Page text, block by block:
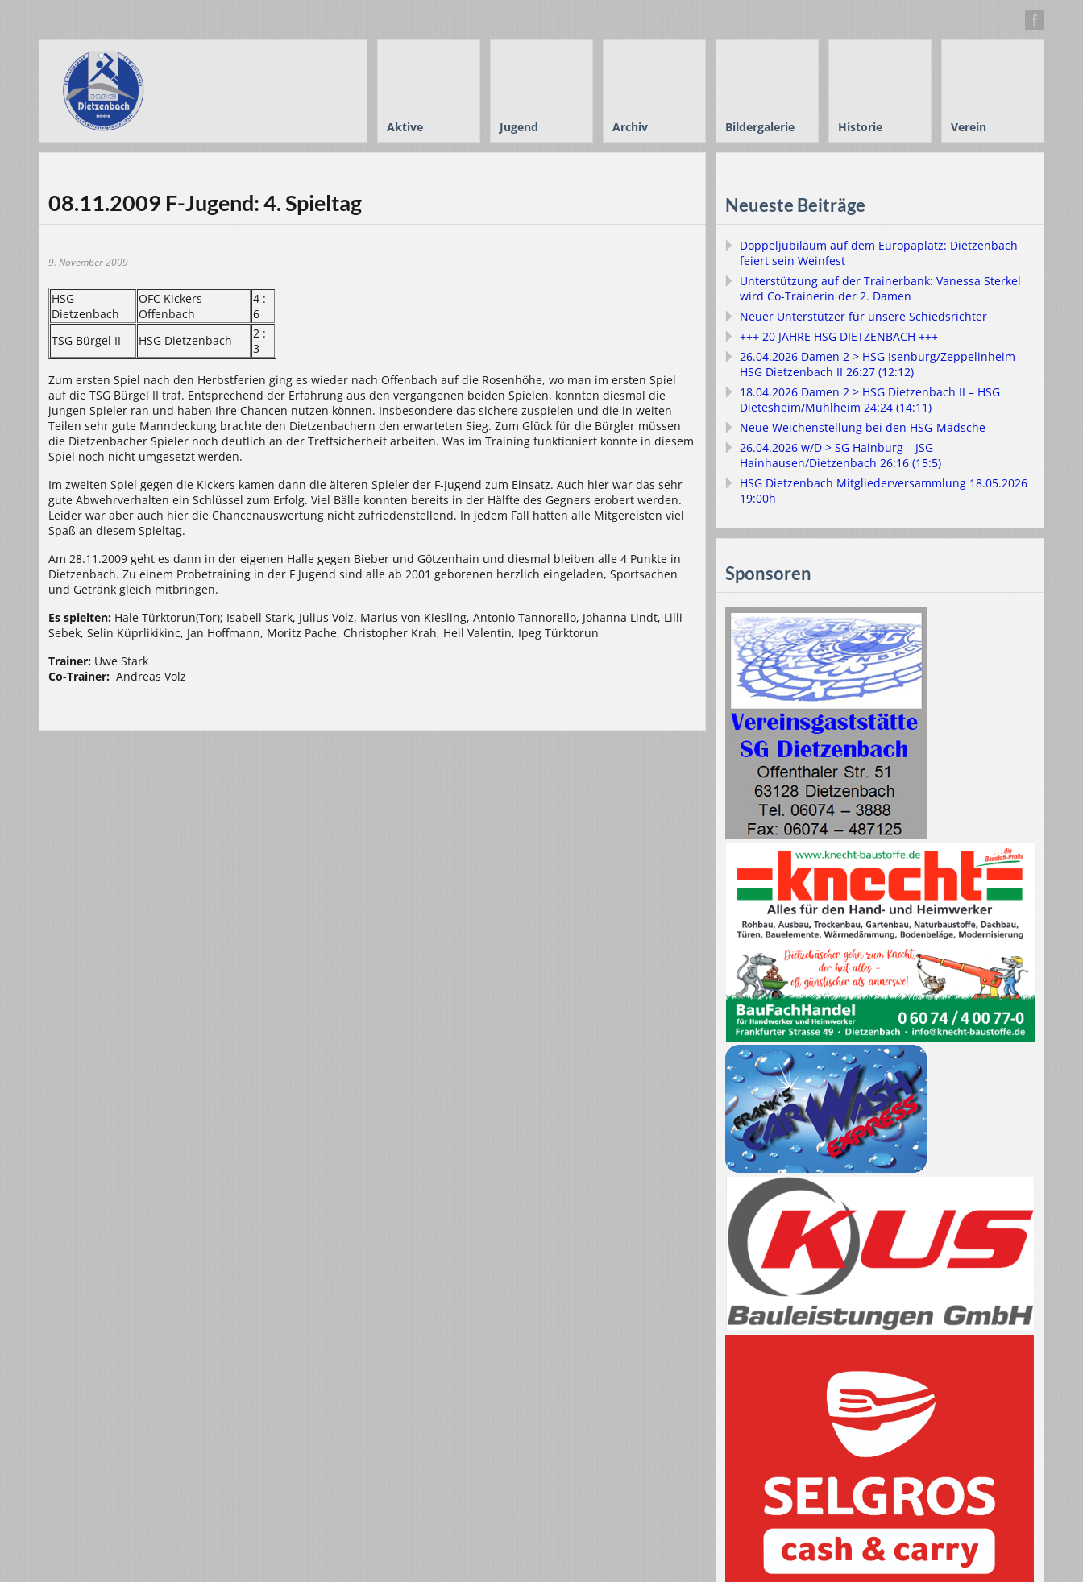
Aktive Jugend Archiv Bildergalerie Historie Verein
08.11.2009 F-Jugend: 4. Spieltag
9. November 2009
HSG
Dietzenbach
OFC Kickers
Offenbach
4 :
6
TSG Bürgel II
HSG Dietzenbach
2 :
3
Zum ersten Spiel nach den Herbstferien ging es wieder nach Offenbach auf die Rosenhöhe, wo man im ersten Spiel
auf die TSG Bürgel II traf. Entsprechend der Erfahrung aus den vergangenen beiden Spielen, konnten diesmal die
jungen Spieler ran und haben Ihre Chancen nutzen können. Insbesondere das sichere zuspielen und die in weiten
Teilen sehr gute Manndeckung brachte den Dietzenbachern den erwarteten Sieg. Zum Glück für die Bürgler müssen
die Dietzenbacher Spieler noch deutlich an der Treffsicherheit arbeiten. Was im Training funktioniert konnte in diesem
Spiel noch nicht umgesetzt werden.
Im zweiten Spiel gegen die Kickers kamen dann die älteren Spieler der F-Jugend zum Einsatz. Auch hier war das sehr
gute Abwehrverhalten ein Schlüssel zum Erfolg. Viel Bälle konnten bereits in der Hälfte des Gegners erobert werden.
Leider war aber auch hier die Chancenauswertung nicht zufriedenstellend. In jedem Fall hatten alle Mitgereisten viel
Spaß an diesem Spieltag.
Am 28.11.2009 geht es dann in der eigenen Halle gegen Bieber und Götzenhain und diesmal bleiben alle 4 Punkte in
Dietzenbach. Zu einem Probetraining in der F Jugend sind alle ab 2001 geborenen herzlich eingeladen, Sportsachen
und Getränk gleich mitbringen.
Es spielten: Hale Türktorun(Tor); Isabell Stark, Julius Volz, Marius von Kiesling, Antonio Tannorello, Johanna Lindt, Lilli
Sebek, Selin Küprlikikinc, Jan Hoffmann, Moritz Pache, Christopher Krah, Heil Valentin, Ipeg Türktorun
Trainer: Uwe Stark
Co-Trainer: Andreas Volz
Neueste Beiträge
Doppeljubiläum auf dem Europaplatz: Dietzenbach
feiert sein Weinfest
Unterstützung auf der Trainerbank: Vanessa Sterkel
wird Co-Trainerin der 2. Damen
Neuer Unterstützer für unsere Schiedsrichter
+++ 20 JAHRE HSG DIETZENBACH +++
26.04.2026 Damen 2 > HSG Isenburg/Zeppelinheim –
HSG Dietzenbach II 26:27 (12:12)
18.04.2026 Damen 2 > HSG Dietzenbach II – HSG
Dietesheim/Mühlheim 24:24 (14:11)
Neue Weichenstellung bei den HSG-Mädsche
26.04.2026 w/D > SG Hainburg – JSG
Hainhausen/Dietzenbach 26:16 (15:5)
HSG Dietzenbach Mitgliederversammlung 18.05.2026
19:00h
Sponsoren